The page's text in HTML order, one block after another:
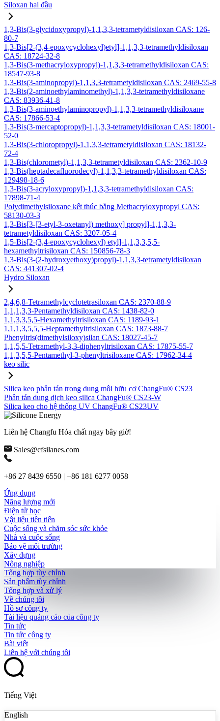
Siloxan hai đầu
1,3-Bis(3-glycidoxypropyl)-1,1,3,3-tetrametyldisiloxan CAS: 126-
80-7
1,3-Bis[2-(3,4-epoxycyclohexyl)etyl]-1,1,3,3-tetramethyldisiloxan
CAS: 18724-32-8
1,3-Bis(3-methacryloxypropyl)-1,1,3,3-tetramethyldisiloxan CAS:
18547-93-8
1,3-Bis(3-aminopropyl)-1,1,3,3-tetrametyldisiloxan CAS: 2469-55-8
1,3-Bis(2-aminoethylaminomethyl)-1,1,3,3-tetramethyldisiloxane
CAS: 83936-41-8
1,3-Bis(3-aminoethylaminopropyl)-1,1,3,3-tetramethyldisiloxane
CAS: 17866-53-4
1,3-Bis(3-mercaptopropyl)-1,1,3,3-tetrametyldisiloxan CAS: 18001-
52-0
1,3-Bis(3-chloropropyl)-1,1,3,3-tetrametyldisiloxan CAS: 18132-
72-4
1,3-Bis(chlorometyl)-1,1,3,3-tetrametyldisiloxan CAS: 2362-10-9
1,3-Bis(heptadecafluorodecyl)-1,1,3,3-tetramethyldisiloxan CAS:
129498-18-6
1,3-Bis(3-acryloxypropyl)-1,1,3,3-tetramethyldisiloxan CAS:
17898-71-4
Polydimethylsiloxane kết thúc bằng Methacryloxypropyl CAS:
58130-03-3
1,3-Bis[3-[3-etyl-3-oxetanyl) methoxy] propyl]-1,1,3,3-
tetrametyldisiloxan CAS: 3207-05-4
1,5-Bis[2-(3,4-epoxycyclohexyl) etyl]-1,1,3,3,5,5-
hexamethyltrisiloxan CAS: 150856-78-3
1,3-Bis(3-(2-hydroxyethoxy)propyl)-1,1,3,3-tetrametyldisiloxan
CAS: 441307-02-4
Hydro Siloxan
2,4,6,8-Tetramethylcyclotetrasiloxan CAS: 2370-88-9
1,1,1,3,3-Pentamethyldisiloxan CAS: 1438-82-0
1,1,3,3,5,5-Hexamethyltrisiloxan CAS: 1189-93-1
1,1,1,3,5,5,5-Heptamethyltrisiloxan CAS: 1873-88-7
Phenyltris(dimethylsiloxy)silan CAS: 18027-45-7
1,1,5,5-Tetramethyl-3,3-diphenyltrisiloxan CAS: 17875-55-7
1,1,3,5,5-Pentamethyl-3-phenyltrisiloxane CAS: 17962-34-4
keo silic
Silica keo phân tán trong dung môi hữu cơ ChangFu® CS23
Phân tán dung dịch keo silica ChangFu® CS23-W
Silica keo cho hệ thống UV ChangFu® CS23UV
Liên hệ Changfu Hóa chất ngay bây giờ!
Sales@cfsilanes.com
+86 27 8439 6550 | +86 181 6277 0058
Ứng dụng
Năng lượng mới
Điện tử học
Vật liệu tiên tiến
Cuộc sống và chăm sóc sức khỏe
Nhà và cuộc sống
Bảo vệ môi trường
Xây dựng
Nông nghiệp
Tổng hợp tùy chỉnh
Sản phẩm tùy chỉnh
Tổng hợp và xử lý
Về chúng tôi
Hồ sơ công ty
Tài liệu quảng cáo của công ty
Tin tức
Tin tức công ty
Bài viết
Liên hệ với chúng tôi
Tiếng Việt
English